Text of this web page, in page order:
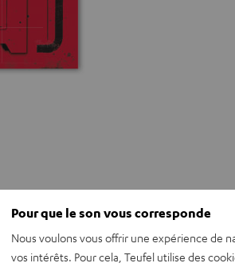
Pour que le son vous corresponde
Nous voulons vous offrir une expérience de
vos intérêts. Pour cela, Teufel utilise des